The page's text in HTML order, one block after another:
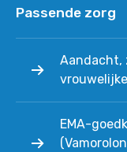
Passende zorg
Aandacht,
EMA-